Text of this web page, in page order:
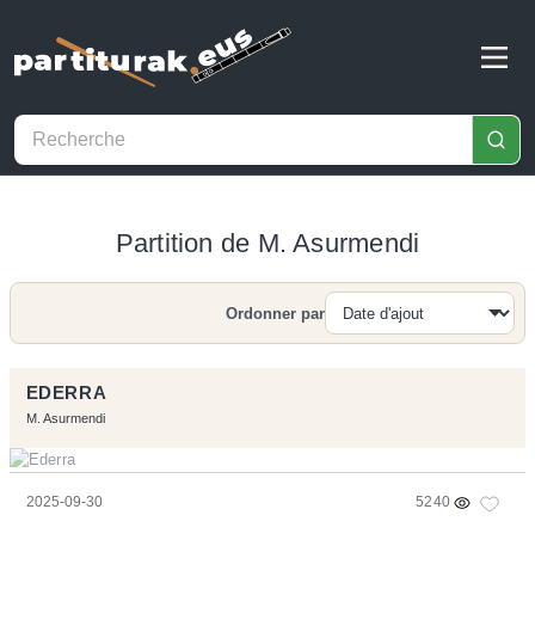
Partition de M. Asurmendi
Recherche
Ordonner par
EDERRA
M. Asurmendi
2025-09-30 5240